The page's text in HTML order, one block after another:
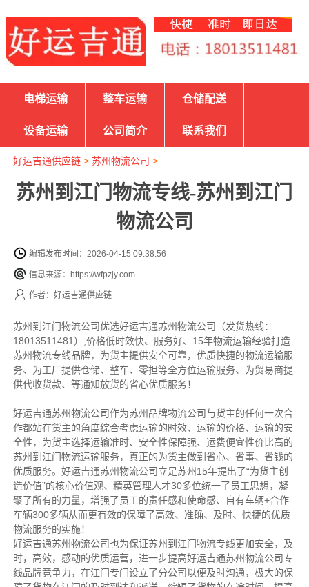
电梯运输 整车运输 仓储配送
设备运输 公司简介 联系我们
好运吉通供应链> 苏州物流公司 >
苏州到江门物流专线-苏州到江门
物流公司
编辑发布时间：2026-04-15 09:38:56
信息来源：https://wfpzjy.com
作者：好运吉通供应链
苏州到江门物流公司优选好运吉通苏州物流公司（发货热线：
18013511481）,价格低时效快、服务好、15年物流运输经验打造
苏州物流专线品牌，为货主提供安全可靠，优质快捷的物流运输服
务、为工厂提供仓储、整车、零担等全方位运输服务、为贸易商提
供代收货款、等通知放货的省心优质服务！
好运吉通苏州物流公司作为苏州品牌物流公司与货主的任何一次合
作都站在货主的角度综合考虑运输的时效、运输的价格、运输的安
全性，为货主选择运输准时、安全性保障强、运费便宜性价比高的
苏州到江门物流运输服务，真正的为货主做到省心、省事、省钱的
优质服务。好运吉通苏州物流公司立足苏州15年提出了“为货主创
造价值”的核心价值观、精英管理人才30多位统一了员工思想，凝
聚了所有的力量，增强了员工的责任感和使命感、自有车辆+合作
车辆300多辆从而更有效的保障了高效、准确、及时、快捷的优质
物流服务的实施！
好运吉通苏州物流公司也为保证苏州到江门物流专线更加安全，及
时，高效，感动的优质运营，进一步提高好运吉通苏州物流公司专
线品牌竞争力，在江门专门设立了分公司以便及时沟通，极大的保